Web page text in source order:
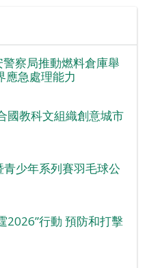
察局推動燃料倉庫舉
應急處理能力
國教科文組織創意城市
青少年系列賽羽毛球公
2026”行動 預防和打擊